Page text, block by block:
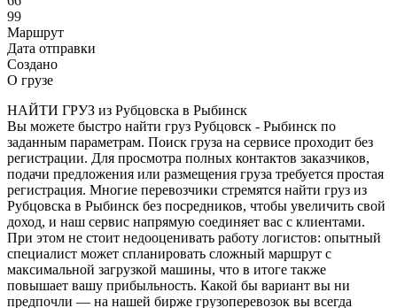
99
Маршрут
Дата отправки
Создано
О грузе
НАЙТИ ГРУЗ из Рубцовска в Рыбинск
Вы можете быстро найти груз Рубцовск - Рыбинск по
заданным параметрам. Поиск груза на сервисе проходит без
регистрации. Для просмотра полных контактов заказчиков,
подачи предложения или размещения груза требуется простая
регистрация. Многие перевозчики стремятся найти груз из
Рубцовска в Рыбинск без посредников, чтобы увеличить свой
доход, и наш сервис напрямую соединяет вас с клиентами.
При этом не стоит недооценивать работу логистов: опытный
специалист может спланировать сложный маршрут с
максимальной загрузкой машины, что в итоге также
повышает вашу прибыльность. Какой бы вариант вы ни
предпочли — на нашей бирже грузоперевозок вы всегда